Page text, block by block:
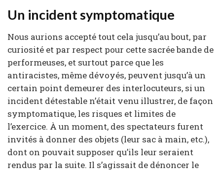
Un incident symptomatique
Nous aurions accepté tout cela jusqu’au bout, par
curiosité et par respect pour cette sacrée bande de
performeuses, et surtout parce que les
antiracistes, même dévoyés, peuvent jusqu’à un
certain point demeurer des interlocuteurs, si un
incident détestable n’était venu illustrer, de façon
symptomatique, les risques et limites de
l’exercice. À un moment, des spectateurs furent
invités à donner des objets (leur sac à main, etc.),
dont on pouvait supposer qu’ils leur seraient
rendus par la suite. Il s’agissait de dénoncer le